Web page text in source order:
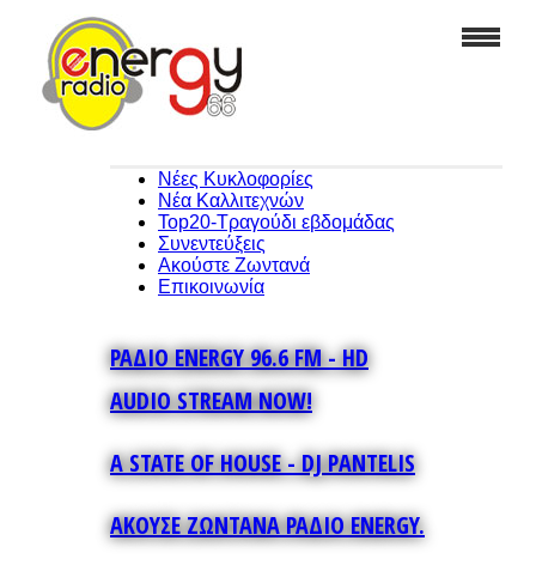
Νέες Κυκλοφορίες
Νέα Καλλιτεχνών
Top20-Τραγούδι εβδομάδας
Συνεντεύξεις
Ακούστε Ζωντανά
Επικοινωνία
ΡΑΔΙΟ ENERGY 96.6 FM - HD
AUDIO STREAM NOW!
A STATE OF HOUSE - DJ PANTELIS
ΑΚΟΥΣΕ ΖΩΝΤΑΝΑ ΡΑΔΙΟ ENERGY.